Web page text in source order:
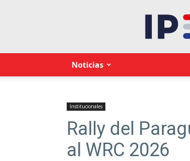
Noticias
Institucionales
Rally del
al WRC 2026